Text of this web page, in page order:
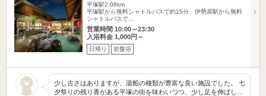
平塚駅2.08km
平塚駅から無料シャトルバスで約15分、伊勢原駅から無料
シャトルバスで…
営業時間 10:00～23:30
入浴料金 1,000円～
日帰り 岩盤浴
少し古さはありますが、湯船の種類が豊富な良い施設でした。 七
夕祭りの残り香がある平塚の街を味わいつつ、少し足を伸ばし…